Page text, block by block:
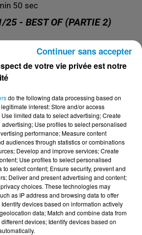
50 sec
- BEST OF (PARTIE 2)
2026
Zinformés - 24/07/26
de votre vie privée est notre
do the following data processing based on
interest: Store and/or access
limited data to select advertising; Create
Use profiles to select personalised
performance; Measure content
audiences through statistics or combinations
Develop and improve services; Create
Use profiles to select personalised
to select content; Ensure security, prevent and
Deliver and present advertising and content;
choices. These technologies may
as IP address and browsing data to offer
devices based on information actively
data; Match and combine data from
devices; Identify devices based on
Continuer sans accepter